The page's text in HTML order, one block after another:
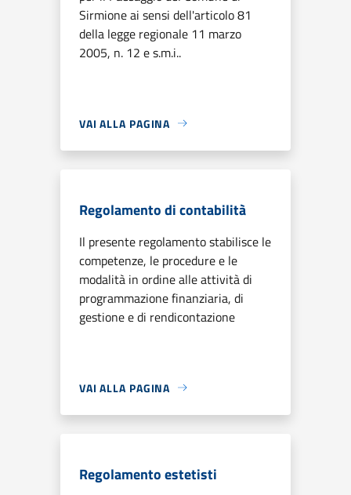
Sirmione ai sensi dell'articolo 81
della legge regionale 11 marzo
2005, n. 12 e s.m.i..
VAI ALLA PAGINA
Regolamento di contabilità
Il presente regolamento stabilisce le
competenze, le procedure e le
modalità in ordine alle attività di
programmazione finanziaria, di
gestione e di rendicontazione
VAI ALLA PAGINA
Regolamento estetisti